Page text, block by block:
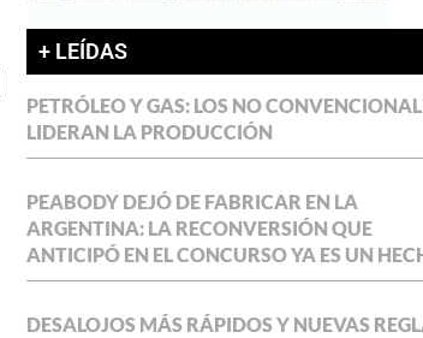
+ LEÍDAS
PETRÓLEO Y GAS: LOS NO
LIDERAN LA PRODUCCIÓN
PEABODY DEJÓ DE FABRICAR EN LA
ARGENTINA: LA RECONVERSIÓN QUE
ANTICIPÓ EN EL CONCURSO YA ES UN
DESALOJOS MÁS RÁPIDOS Y NUEVAS